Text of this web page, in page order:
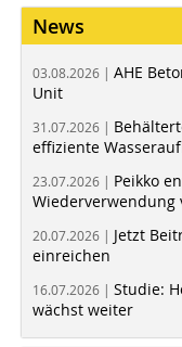
News
03.08.2026 | AHE
Unit
31.07.2026 |
effiziente
23.07.2026 | Peikko
Wiederverwendung
20.07.2026 | Jetzt
einreichen
16.07.2026 | Studie:
wächst weiter